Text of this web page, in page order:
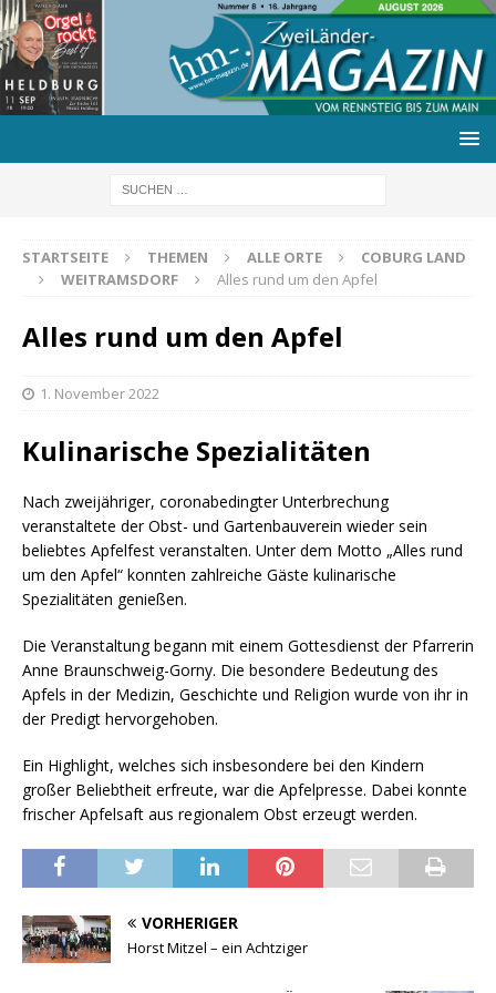
STARTSEITE THEMEN ALLE ORTE
COBURG LAND
WEITRAMSDORF
Alles rund um den Apfel
Alles rund um den Apfel
1. November 2022
Kulinarische Spezialitäten
Nach zweijähriger, coronabedingter Unterbrechung
veranstaltete der Obst- und Gartenbauverein wieder sein
beliebtes Apfelfest veranstalten. Unter dem Motto „Alles rund
um den Apfel“ konnten zahlreiche Gäste kulinarische
Spezialitäten genießen.
Die Veranstaltung begann mit einem Gottesdienst der Pfarrerin
Anne Braunschweig-Gorny. Die besondere Bedeutung des
Apfels in der Medizin, Geschichte und Religion wurde von ihr in
der Predigt hervorgehoben.
Ein Highlight, welches sich insbesondere bei den Kindern
großer Beliebtheit erfreute, war die Apfelpresse. Dabei konnte
frischer Apfelsaft aus regionalem Obst erzeugt werden.
VORHERIGER
Horst Mitzel – ein Achtziger